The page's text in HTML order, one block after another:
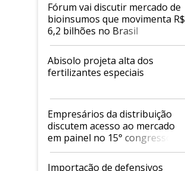
Fórum vai discutir mercado de
bioinsumos que movimenta R$
6,2 bilhões no Brasil
Abisolo projeta alta dos
fertilizantes especiais
Empresários da distribuição
discutem acesso ao mercado
em painel no 15° congresso
Andav
Importação de defensivos